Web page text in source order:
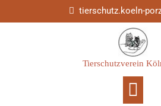
to
tierschutz.koeln-
Tierschutzverein